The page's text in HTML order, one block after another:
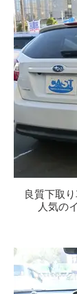
良質下取
人気の